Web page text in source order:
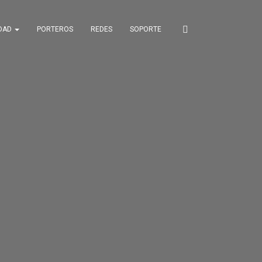
PORTEROS REDES SOPORTE